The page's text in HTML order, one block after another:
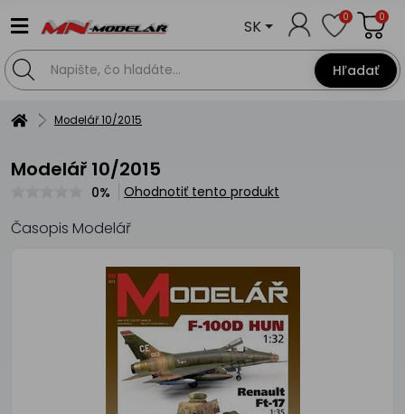
Hľadať
SK 0 0
Modelář 10/2015
Modelář 10/2015
0% Ohodnotiť tento produkt
Časopis Modelář